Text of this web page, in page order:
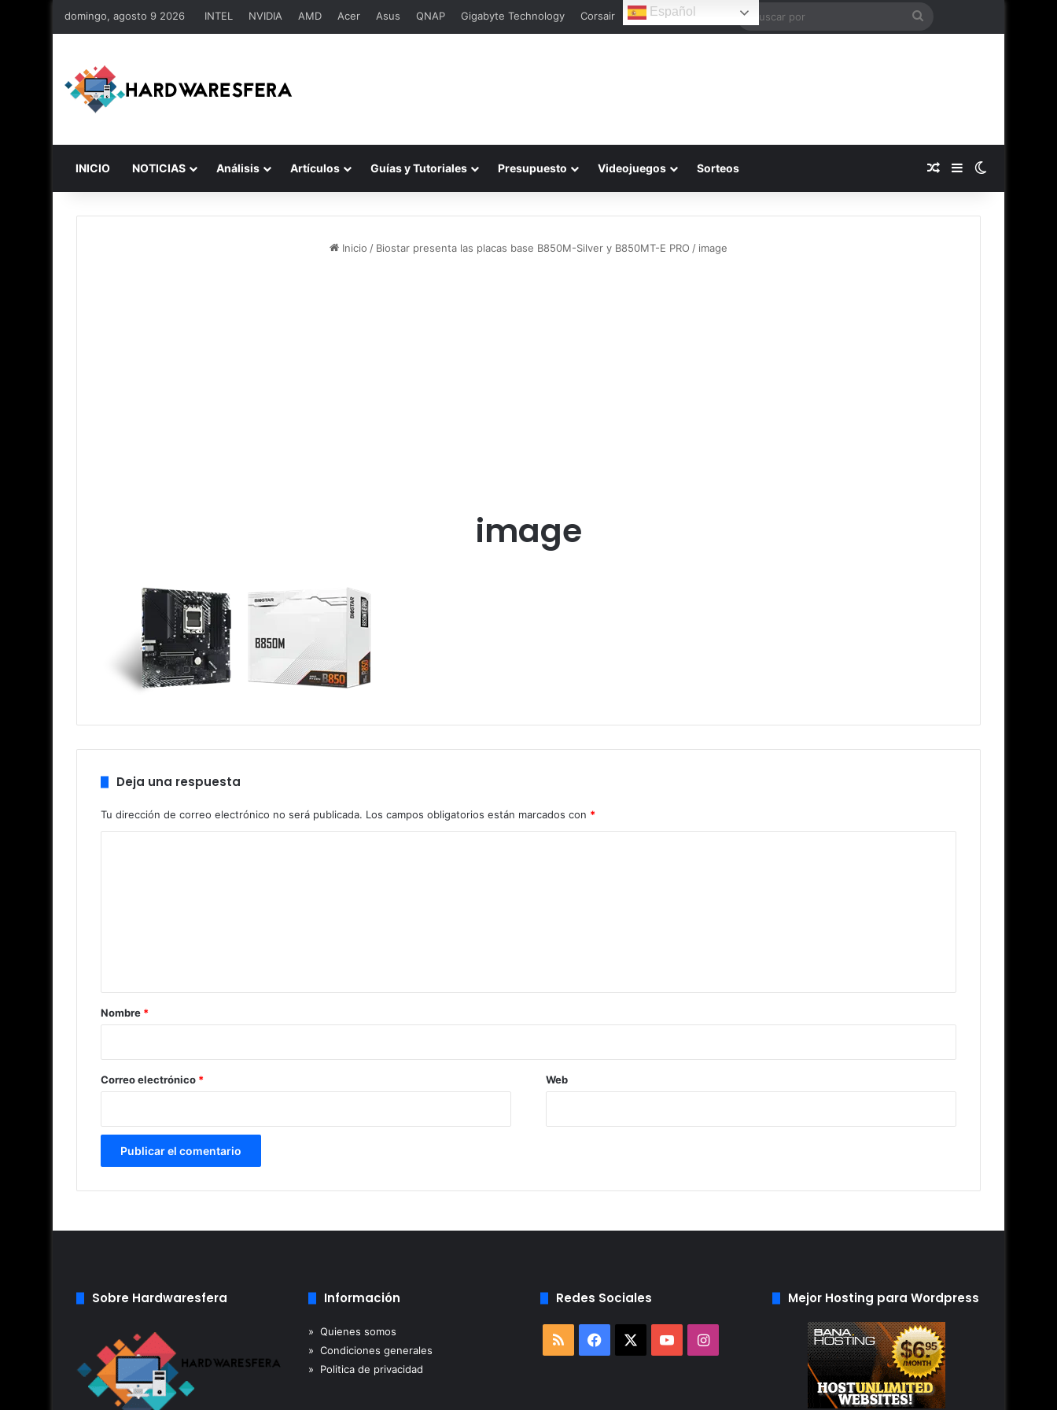
domingo, agosto 9 2026 INTEL NVIDIA AMD Acer Asus QNAP Gigabyte Technology Corsair Español
INICIO NOTICIAS Análisis Artículos Guías y Tutoriales Presupuesto Videojuegos Sorteos Publicación al azar
Barra lateral
Inicio / Biostar presenta las placas base B850M-Silver y B850MT-E PRO / image
image
Deja una respuesta
Tu dirección de correo electrónico no será publicada. Los campos obligatorios están marcados con *
r
*
Nombre *
Correo electrónico * Web
Sobre Hardwaresfera Información
» Quienes somos
» Condiciones generales
» Politica de privacidad
Redes Sociales
RSS Facebook YouTubeInstagram
Mejor Hosting para Wordpress